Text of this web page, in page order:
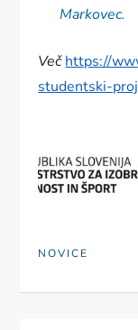
Markovec.
Večhttps://
studentski-proj
NOVICE